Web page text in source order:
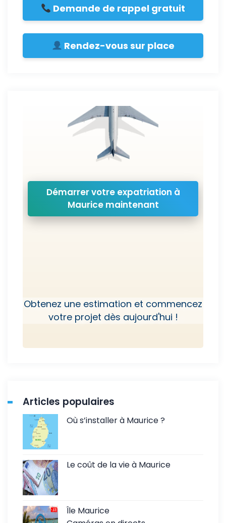
Demande de rappel gratuit
Rendez-vous sur place
Démarrer votre expatriation à
Maurice maintenant
Obtenez une estimation et commencez
votre projet dès aujourd'hui !
Articles populaires
Où s’installer à Maurice ?
Le coût de la vie à Maurice
Île Maurice